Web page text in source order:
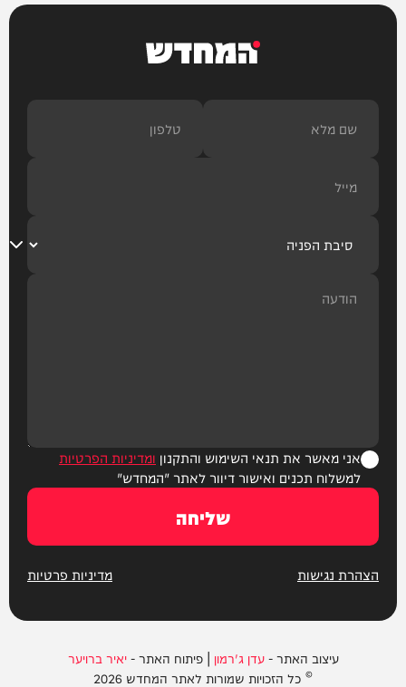
המחדש
אני מאשר את תנאי השימוש והתקנון ומדיניות הפרטיות
למשלוח תכנים ואישור דיוור לאתר "המחדש"
שליחה
הצהרת נגישות מדיניות פרטיות
עיצוב האתר -עדן ג'רמון | פיתוח האתר -יאיר ברויער
© כל הזכויות שמורות לאתר המחדש 2026